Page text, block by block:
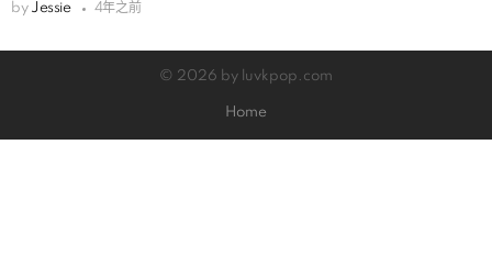
by Jessie 4年之前
© 2026 by luvkpop.com
Home